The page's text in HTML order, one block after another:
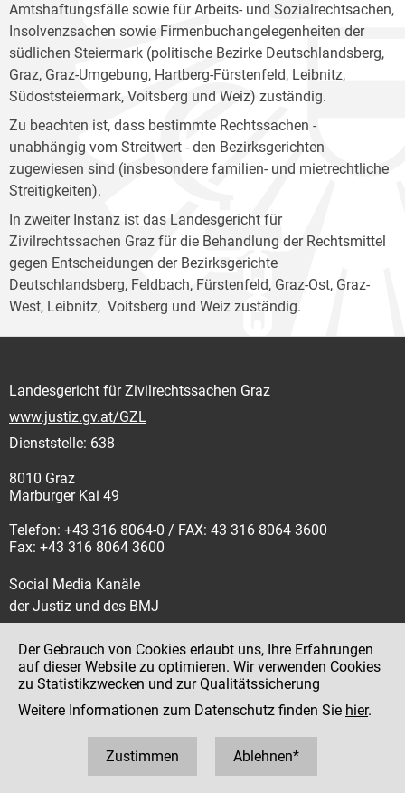
Amtshaftungsfälle sowie für Arbeits- und Sozialrechtsachen,
Insolvenzsachen sowie Firmenbuchangelegenheiten der
südlichen Steiermark (politische Bezirke Deutschlandsberg,
Graz, Graz-Umgebung, Hartberg-Fürstenfeld, Leibnitz,
Südoststeiermark, Voitsberg und Weiz) zuständig.
Zu beachten ist, dass bestimmte Rechtssachen -
unabhängig vom Streitwert - den Bezirksgerichten
zugewiesen sind (insbesondere familien- und mietrechtliche
Streitigkeiten).
In zweiter Instanz ist das Landesgericht für
Zivilrechtssachen Graz für die Behandlung der Rechtsmittel
gegen Entscheidungen der Bezirksgerichte
Deutschlandsberg, Feldbach, Fürstenfeld, Graz-Ost, Graz-
West, Leibnitz, Voitsberg und Weiz zuständig.
Landesgericht für Zivilrechtssachen Graz
www.justiz.gv.at/GZL
Dienststelle: 638
8010 Graz
Marburger Kai 49
Telefon: +43 316 8064-0 / FAX: 43 316 8064 3600
Fax: +43 316 8064 3600
Social Media Kanäle
der Justiz und des BMJ
Impressum
Datenschutz
Hinweisgeber:innenplattform (für Mitarbeiter:innen)
Der Gebrauch von Cookies erlaubt uns, Ihre Erfahrungen
auf dieser Website zu optimieren. Wir verwenden Cookies
zu Statistikzwecken und zur Qualitätssicherung
Weitere Informationen zum Datenschutz finden Sie hier.
Zustimmen Ablehnen*